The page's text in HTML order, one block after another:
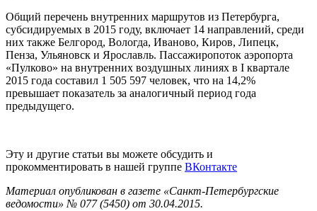
Общий перечень внутренних маршрутов из Петербурга,
субсидируемых в 2015 году, включает 14 направлений, среди
них также Белгород, Вологда, Иваново, Киров, Липецк,
Пенза, Ульяновск и Ярославль. Пассажиропоток аэропорта
«Пулково» на внутренних воздушных линиях в I квартале
2015 года составил 1 505 597 человек, что на 14,2%
превышает показатель за аналогичный период года
предыдущего.
Эту и другие статьи вы можете обсудить и
прокомментировать в нашей группе ВКонтакте
Материал опубликован в газете «Санкт-Петербургские
ведомости» № 077 (5450) от 30.04.2015.